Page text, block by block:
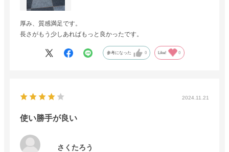
厚み、質感満足です。
長さがもう少しあればもっと良かったです。
参考になった 0 Like! 0
2024.11.21
使い勝手が良い
さくたろう